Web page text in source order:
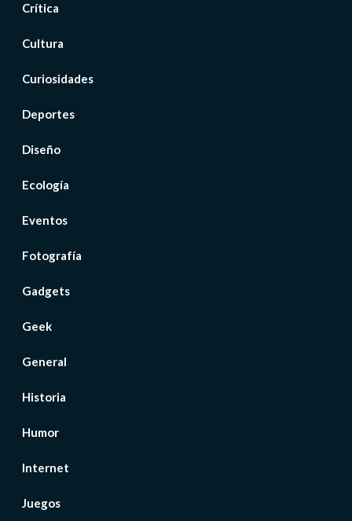
Crítica
Cultura
Curiosidades
Deportes
Diseño
Ecología
Eventos
Fotografía
Gadgets
Geek
General
Historia
Humor
Internet
Juegos